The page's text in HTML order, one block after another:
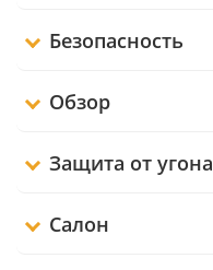
Безопасность
Обзор
Защита от угона
Салон